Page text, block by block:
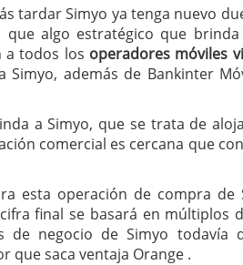
tardar Simyo ya tenga nuevo
que algo estratégico que
a todos los operadores móviles
Simyo, además de Bankinter
a Simyo, que se trata de
comercial es cercana que
esta operación de compra de
final se basará en múltiplos
de negocio de Simyo todavía
que saca ventaja Orange .